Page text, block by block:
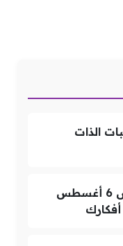
الذات
حظ برج العقرب اليوم الخميس 6 أغسطس